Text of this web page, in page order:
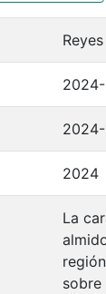
2024-
2024-
2024
La
sobre